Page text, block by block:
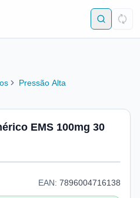
Pressão Alta
EMS 100mg 30
EAN: 7896004716138